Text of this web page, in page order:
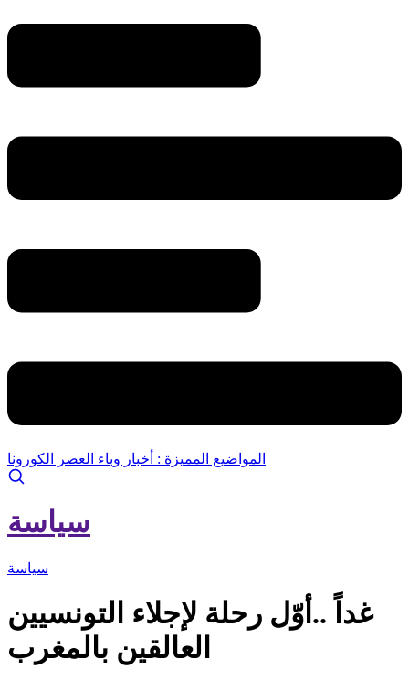
المواضيع المميزة : أخبار وباء العصر الكورونا
سياسة
سياسة
غداً ..أوّل رحلة لإجلاء التونسيين
العالقين بالمغرب